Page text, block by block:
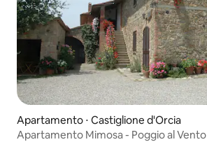
Apartamento ⋅ Castiglione d'Orcia
Apartamento Mimosa - Poggio al Vento